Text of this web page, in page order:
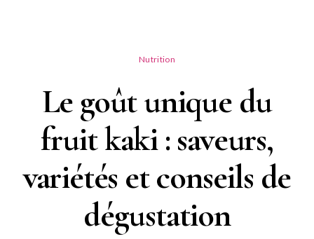
Nutrition
Le goût unique du
fruit kaki : saveurs,
variétés et conseils de
dégustation